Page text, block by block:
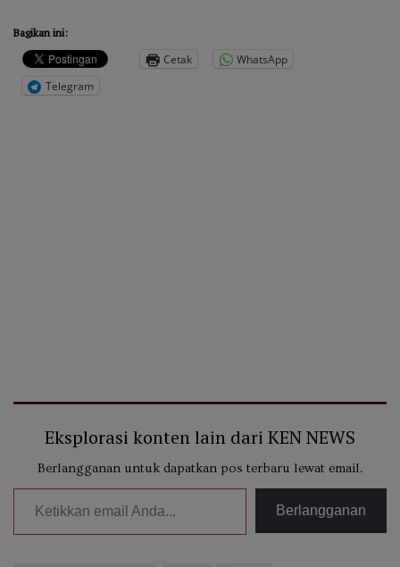
Bagikan ini:
Cetak
WhatsApp
Telegram
Eksplorasi konten lain dari KEN NEWS
Berlangganan untuk dapatkan pos terbaru lewat email.
Ketikkan email Anda...
Berlangganan